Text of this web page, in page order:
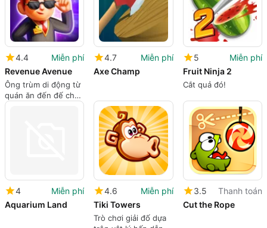
4.4
Miễn phí
Revenue Avenue
Ông trùm di động từ
quán ăn đến đế chế
phù hợp với các
4.7
Miễn phí
Axe Champ
5
Miễn phí
Fruit Ninja 2
Cắt quả đó!
4
Miễn phí
Aquarium Land
4.6
Miễn phí
Tiki Towers
Trò chơi giải đố dựa
3.5
Thanh toán
Cut the Rope